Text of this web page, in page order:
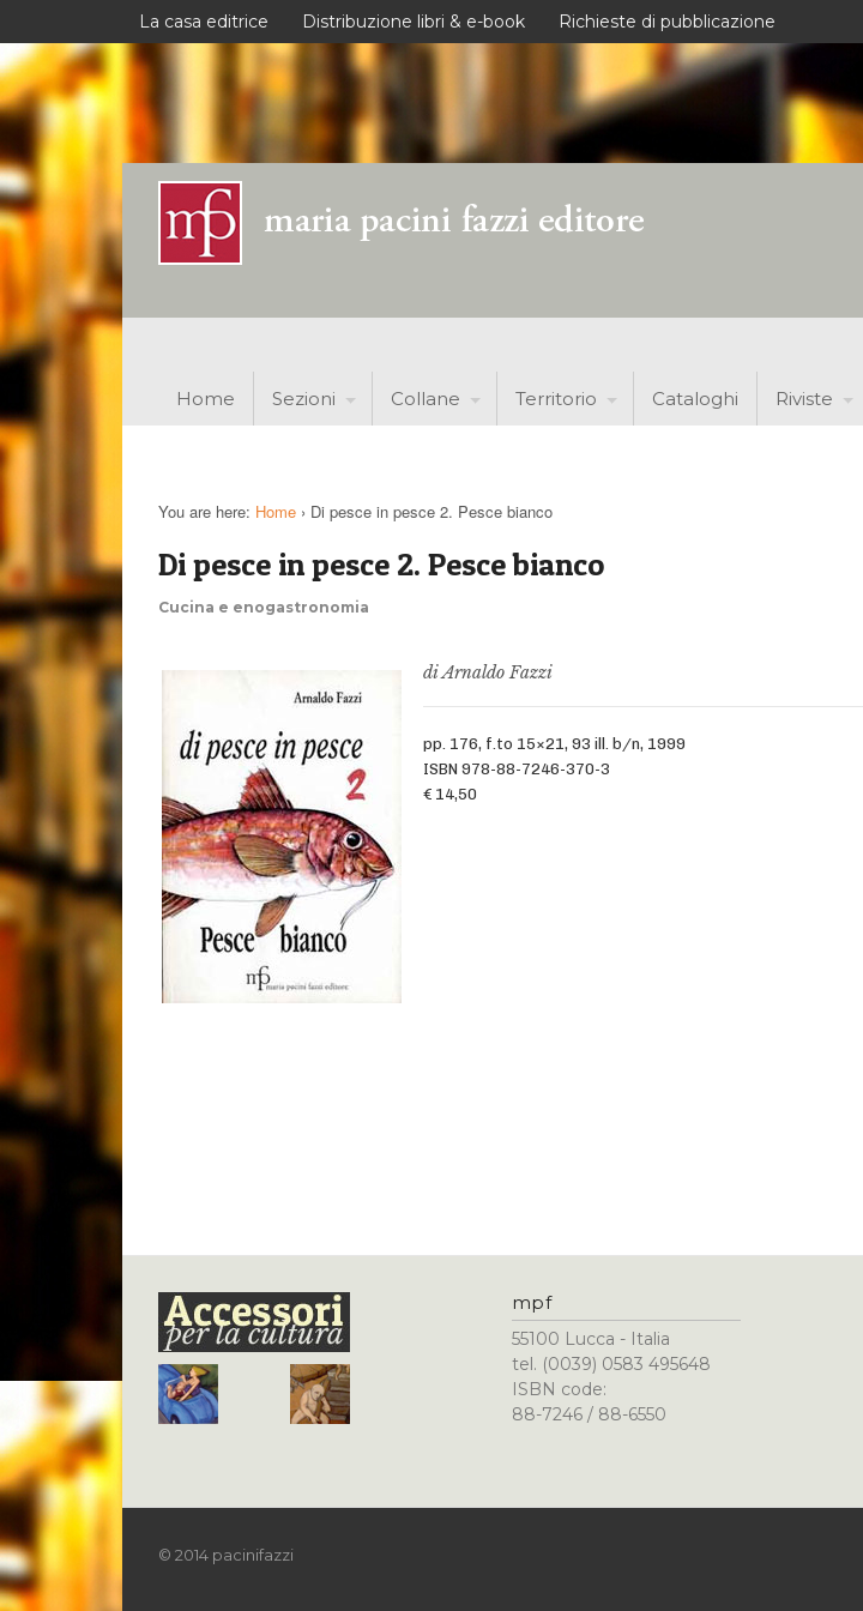
La casa editrice Distribuzione libri & e-book Richieste di pubblicazione
Home Sezioni Collane Territorio Cataloghi Riviste
You are here: Home › Di pesce in pesce 2. Pesce bianco
Di pesce in pesce 2. Pesce bianco
Cucina e enogastronomia
di Arnaldo Fazzi
pp. 176, f.to 15×21, 93 ill. b/n, 1999
ISBN 978-88-7246-370-3
€ 14,50
mpf
55100 Lucca - Italia
tel. (0039) 0583 495648
ISBN code:
88-7246 / 88-6550
© 2014 pacinifazzi